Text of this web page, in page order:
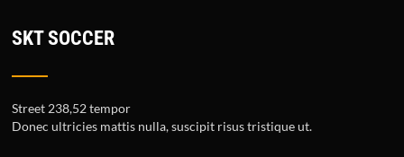
SKT SOCCER
Street 238,52 tempor
Donec ultricies mattis nulla, suscipit risus tristique ut.